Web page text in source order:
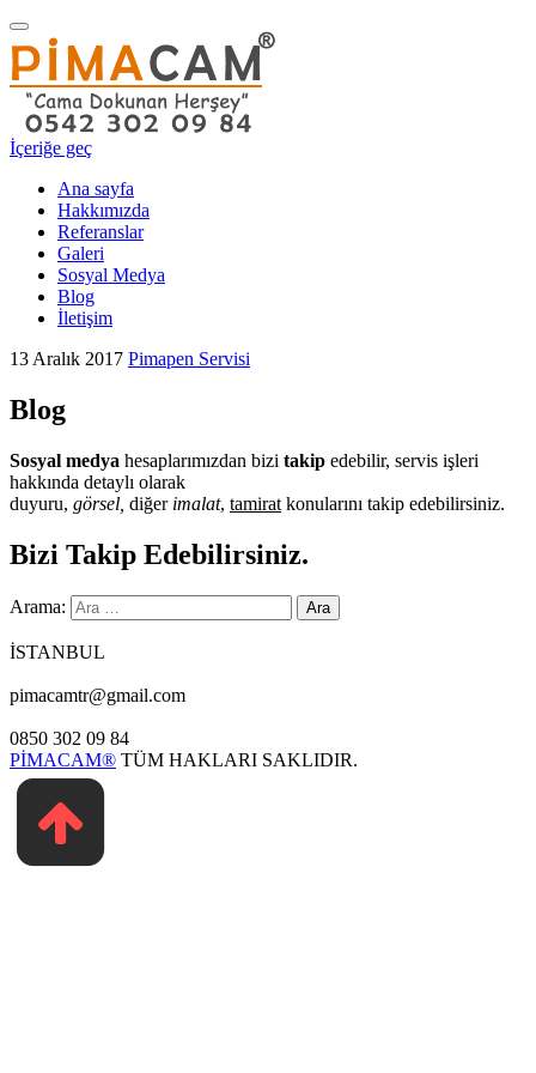
Navigasyonu
değiştir
İçeriğe geç
Ana sayfa
Hakkımızda
Referanslar
Galeri
Sosyal Medya
Blog
İletişim
13 Aralık 2017 Pimapen Servisi
Blog
Sosyal medya hesaplarımızdan bizi takip edebilir, servis işleri
hakkında detaylı olarak
duyuru, görsel, diğer imalat, tamirat konularını takip edebilirsiniz.
Bizi Takip Edebilirsiniz.
Arama:
İSTANBUL
pimacamtr@gmail.com
0850 302 09 84
PİMACAM® TÜM HAKLARI SAKLIDIR.